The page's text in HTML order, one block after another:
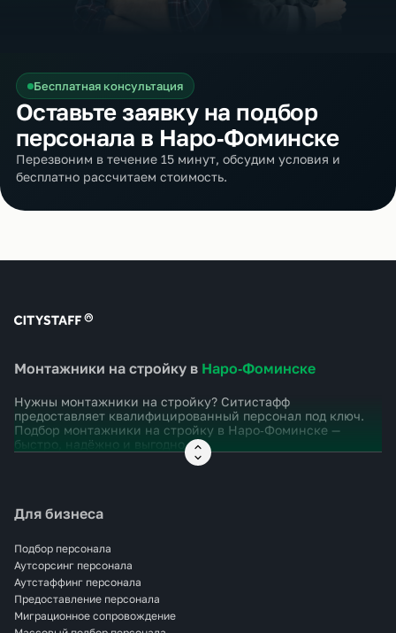
Бесплатная консультация
Оставьте заявку на подбор
персонала в Наро‑Фоминске
Перезвоним в течение 15 минут, обсудим условия и
бесплатно рассчитаем стоимость.
Монтажники на стройку в Наро‑Фоминске
Нужны монтажники на стройку? Ситистафф
предоставляет квалифицированный персонал под ключ.
Подбор монтажники на стройку в Наро‑Фоминске —
быстро, надёжно и выгодно.
Для бизнеса
Подбор персонала
Аутсорсинг персонала
Аутстаффинг персонала
Предоставление персонала
Миграционное сопровождение